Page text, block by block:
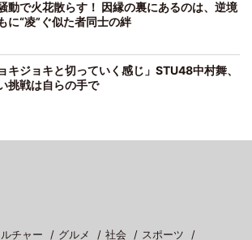
動で火花散らす！ 因縁の裏にあるのは、逆境
に“凌”ぐ似た者同士の絆
キジョキと切っていく感じ」STU48中村舞、
挑戦は自らの手で
チャー グルメ 社会 スポーツ